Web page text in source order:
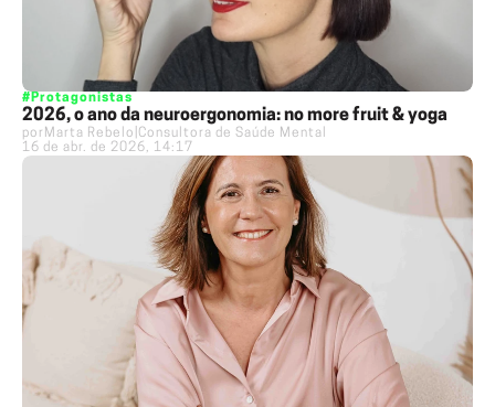
#Protagonistas
2026, o ano da neuroergonomia: no more fruit & yoga
por Marta Rebelo Consultora de Saúde Mental
16 de abr. de 2026, 14:17